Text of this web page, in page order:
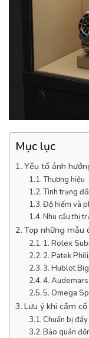
Mục lục
Yếu tố ảnh
Thương hiệu
Tình trạng
Độ hiếm và
Nhu cầu thị
Top những mẫu
1. Rolex
2. Patek
3. Hublot
4.
5. Omega
Lưu ý khi cầm
Chuẩn bị
Bảo quản